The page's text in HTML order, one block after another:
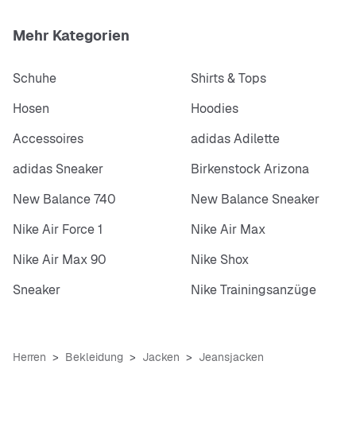
Mehr Kategorien
Schuhe
Shirts & Tops
Hosen
Hoodies
Accessoires
adidas Adilette
adidas Sneaker
Birkenstock Arizona
New Balance 740
New Balance Sneaker
Nike Air Force 1
Nike Air Max
Nike Air Max 90
Nike Shox
Sneaker
Nike Trainingsanzüge
Herren Bekleidung Jacken Jeansjacken